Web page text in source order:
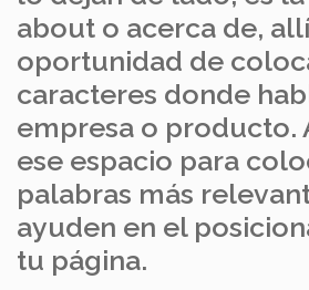
about o acerca de,
oportunidad de
caracteres donde
empresa o producto.
ese espacio para
palabras más
ayuden en el
tu página.